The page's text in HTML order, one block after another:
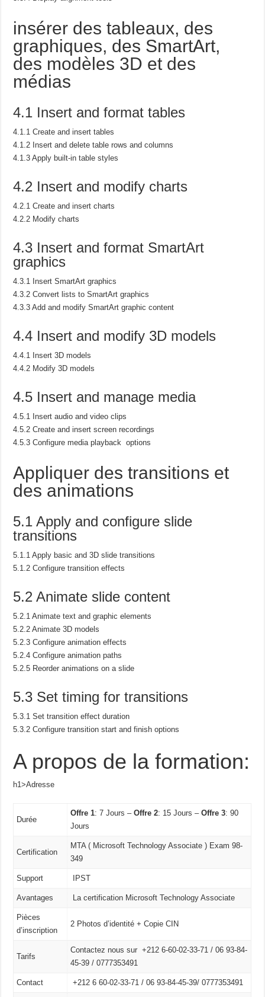
insérer des tableaux, des
graphiques, des SmartArt,
des modèles 3D et des
médias
4.1 Insert and format tables
4.1.1 Create and insert tables
4.1.2 Insert and delete table rows and columns
4.1.3 Apply built-in table styles
4.2 Insert and modify charts
4.2.1 Create and insert charts
4.2.2 Modify charts
4.3 Insert and format SmartArt
graphics
4.3.1 Insert SmartArt graphics
4.3.2 Convert lists to SmartArt graphics
4.3.3 Add and modify SmartArt graphic content
4.4 Insert and modify 3D models
4.4.1 Insert 3D models
4.4.2 Modify 3D models
4.5 Insert and manage media
4.5.1 Insert audio and video clips
4.5.2 Create and insert screen recordings
4.5.3 Configure media playback options
Appliquer des transitions et
des animations
5.1 Apply and configure slide
transitions
5.1.1 Apply basic and 3D slide transitions
5.1.2 Configure transition effects
5.2 Animate slide content
5.2.1 Animate text and graphic elements
5.2.2 Animate 3D models
5.2.3 Configure animation effects
5.2.4 Configure animation paths
5.2.5 Reorder animations on a slide
5.3 Set timing for transitions
5.3.1 Set transition effect duration
5.3.2 Configure transition start and finish options
A propos de la formation:
h1>Adresse
Durée
Offre 1: 7 Jours –Offre 2: 15 Jours –Offre 3: 90
Jours
Certification
MTA ( Microsoft Technology Associate ) Exam 98-
349
Support IPST
Avantages La certification Microsoft Technology Associate
Pièces
d’inscription
2 Photos d’identité + Copie CIN
Tarifs
Contactez nous sur +212 6-60-02-33-71 / 06 93-84-
45-39 / 0777353491
Contact +212 6 60-02-33-71 / 06 93-84-45-39/ 0777353491